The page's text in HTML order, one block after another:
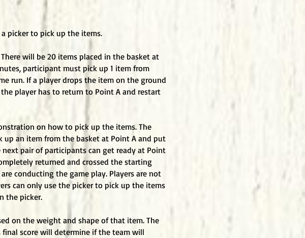
picker to pick up the items.
will be 20 items placed in the basket at
participant must pick up 1 item from
run. If a player drops the item on the ground
player has to return to Point A and restart
on how to pick up the items. The
an item from the basket at Point A and put
pair of participants can get ready at Point
returned and crossed the starting
conducting the game play. Players are not
can only use the picker to pick up the items
the picker.
on the weight and shape of that item. The
score will determine if the team will